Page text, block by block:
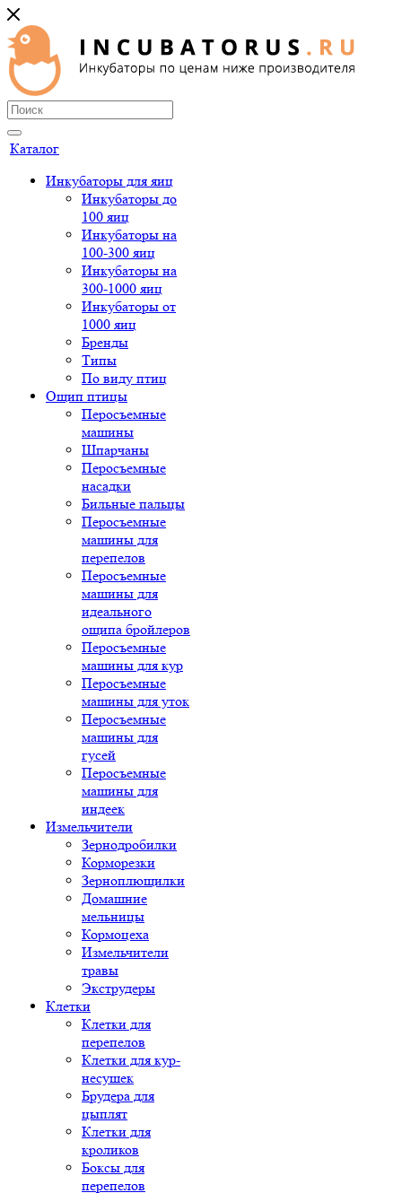
Каталог
Инкубаторы для яиц
Инкубаторы до
100 яиц
Инкубаторы на
100-300 яиц
Инкубаторы на
300-1000 яиц
Инкубаторы от
1000 яиц
Бренды
Типы
По виду птиц
Ощип птицы
Перосъемные
машины
Шпарчаны
Перосъемные
насадки
Бильные пальцы
Перосъемные
машины для
перепелов
Перосъемные
машины для
идеального
ощипа бройлеров
Перосъемные
машины для кур
Перосъемные
машины для уток
Перосъемные
машины для
гусей
Перосъемные
машины для
индеек
Измельчители
Зернодробилки
Корморезки
Зерноплющилки
Домашние
мельницы
Кормоцеха
Измельчители
травы
Экструдеры
Клетки
Клетки для
перепелов
Клетки для кур-
несушек
Брудера для
цыплят
Клетки для
кроликов
Боксы для
перепелов